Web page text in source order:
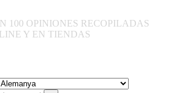
100 OPINIONES RECOPILADAS
Y EN TIENDAS